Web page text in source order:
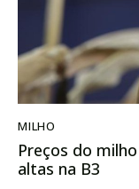
MILHO
Preços do
altas na B3